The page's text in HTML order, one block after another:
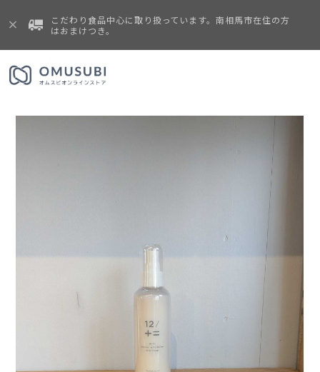
こだわり食品中心に取り扱っています。南相馬市在住の方
はおまけつき。